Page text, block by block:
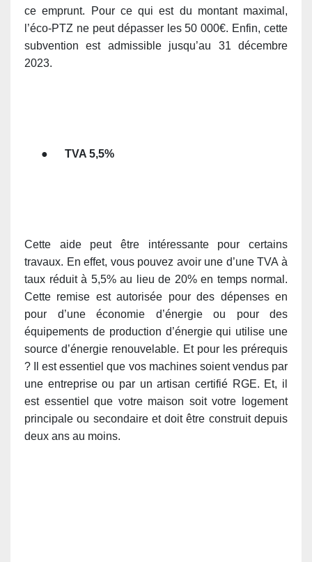
ce emprunt. Pour ce qui est du montant maximal,
l’éco-PTZ ne peut dépasser les 50 000€. Enfin, cette
subvention est admissible jusqu’au 31 décembre
2023.
● TVA 5,5%
Cette aide peut être intéressante pour certains
travaux. En effet, vous pouvez avoir une d’une TVA à
taux réduit à 5,5% au lieu de 20% en temps normal.
Cette remise est autorisée pour des dépenses en
pour d’une économie d’énergie ou pour des
équipements de production d’énergie qui utilise une
source d’énergie renouvelable. Et pour les prérequis
? Il est essentiel que vos machines soient vendus par
une entreprise ou par un artisan certifié RGE. Et, il
est essentiel que votre maison soit votre logement
principale ou secondaire et doit être construit depuis
deux ans au moins.